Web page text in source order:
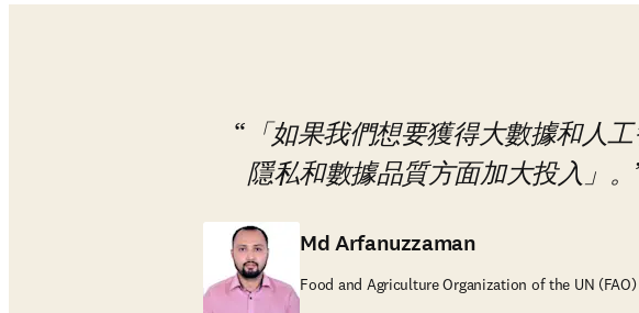
「如果我們想要獲得大數據和人
隱私和數據品質方面加大投入」。
Md Arfanuzzaman
Food and Agriculture Organization of the UN